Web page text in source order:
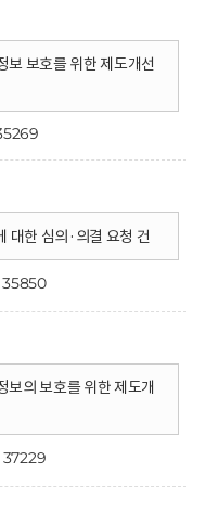
보호를 위한 제도개선
대한 심의·의결 요청 건
35850
의 보호를 위한 제도개
37229